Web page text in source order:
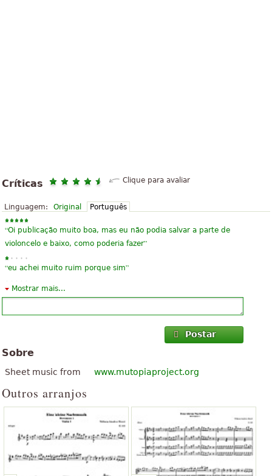
Críticas Clique para avaliar
Linguagem: Original Português
“Oi publicação muito boa, mas eu não podia salvar a parte de
violoncelo e baixo, como poderia fazer”
“eu achei muito ruim porque sim”
“ Que lindo, Amei!!!!
Juventude pode também facilmente executar e jogou muito
“Tenho uma escola de música e era muito útil ideal para
“excelente e sem muitas complicações para a execução”
Btihnslgvdonhdfgfdhgstroi. Essa é minha opinião.”
totalmente legal, eu tenho o meu Violoncelo descompactado
Mostrar mais...
Postar
Sobre
Sheet music from www.mutopiaproject.org
Outros arranjos